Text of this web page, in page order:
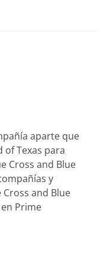
aparte que
of Texas para
Cross and Blue
y
and Blue
Prime